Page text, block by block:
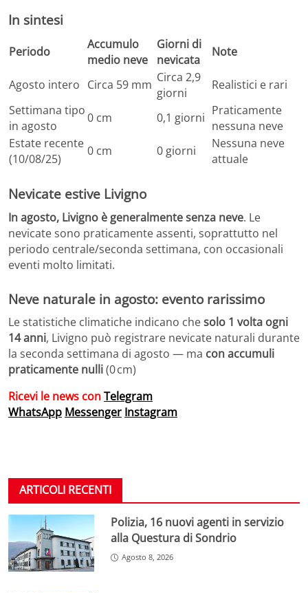
In sintesi
Periodo
Accumulo
medio neve
Giorni di
nevicata
Note
Agosto intero Circa 59 mm Circa 2,9
giorni
Realistici e rari
Settimana tipo
in agosto
0 cm 0,1 giorni Praticamente
nessuna neve
Estate recente
(10/08/25)
0 cm 0 giorni
Nessuna neve
attuale
Nevicate estive Livigno
In agosto, Livigno è generalmente senza neve. Le
nevicate sono praticamente assenti, soprattutto nel
periodo centrale/seconda settimana, con occasionali
eventi molto limitati.
Neve naturale in agosto: evento rarissimo
Le statistiche climatiche indicano chesolo 1 volta ogni
14 anni, Livigno può registrare nevicate naturali durante
la seconda settimana di agosto — ma con accumuli
praticamente nulli(0 cm)
Ricevi le news conTelegram
WhatsApp Messenger Instagram
ARTICOLI RECENTI
Polizia, 16 nuovi agenti in servizio
alla Questura di Sondrio
Agosto 8, 2026